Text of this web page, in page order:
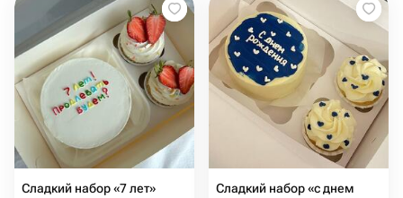
Сладкий набор «7 лет»
Сладкий набор «с днем